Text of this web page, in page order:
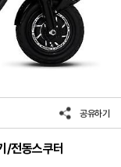
공유하기
전동스쿠터